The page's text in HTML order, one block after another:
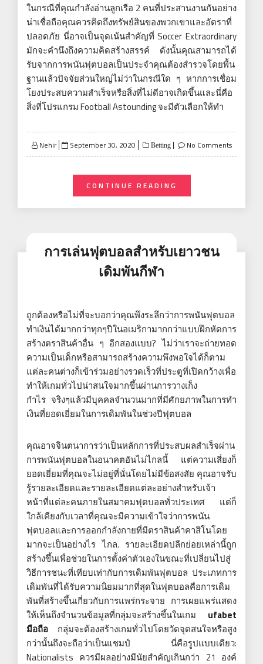
ในกรณีที่คุณกำลังอ่านลูกเรือ 2 คนที่ประสานงานกันอย่าง
น่าเชื่อถือคุณควรคิดถึงทรัพย์สินของพวกเขาและอัตราที่
ปลอดภัย นี่อาจเป็นจุดเน้นสำคัญที่ Soccer Extraordinary
มักจะคำนึงถึงความคิดสร้างสรรค์ ดังนั้นคุณสามารถได้
รับจากการพนันฟุตบอลเป็นประจำคุณต้องสำรวจโดยพื้น
ฐานแล้วปัจจัยส่วนใหญ่ไม่ว่าในกรณีใด ๆ หากการเชื่อม
โยงประสบความสำเร็จหรือสิ่งที่ไม่ดีอาจเกิดขึ้นและนี่คือ
สิ่งที่โปรแกรม Football Astounding จะมีตัวเลือกให้ทำ
Nehir
Posted
on
September 30, 2020 Betting No Comments
CONTINUE READING
การเล่นฟุตบอลสำหรับเยาวชน
เดิมพันกีฬา
ถูกต้องหรือไม่ที่จะบอกว่าคุณพึงระลึกว่าการพนันฟุตบอล
ทำเงินได้มากกว่าทุกๆปีในอเมริกามากกว่าแบบฝึกหัดการ
สร้างตราสินค้าอื่น ๆ อีกสองแบบ? ไม่ว่าเราจะถ่ายทอด
ความเป็นเด็กหรือสามารถสร้างความพึงพอใจได้ก็ตาม
แต่ละคนต่างก็เข้าร่วมอย่างรวดเร็วที่ประตูที่เปิดกว้างเพื่อ
ทำให้เกมทั่วไปน่าสนใจมากขึ้นผ่านการวางเก็ง
กำไร จริงๆแล้วมีบุคคลจำนวนมากที่มีศักยภาพในการทำ
เงินที่ยอดเยี่ยมในการเดิมพันในช่วงปีฟุตบอล
คุณอาจจินตนาการว่าเป็นหลักการที่ประสบผลสำเร็จผ่าน
การพนันฟุตบอลในอนาคตอันไม่ไกลนี้ แต่ความเสี่ยงก็
ยอดเยี่ยมที่คุณจะไม่อยู่ที่นั่นโดยไม่มีข้อสงสัย คุณอาจรับ
รู้รายละเอียดและรายละเอียดแต่ละอย่างสำหรับเจ้า
หน้าที่แต่ละคนภายในสมาคมฟุตบอลทั่วประเทศ แต่ก็
ใกล้เคียงกับเวลาที่คุณจะมีความเข้าใจว่าการพนัน
ฟุตบอลและการออกกำลังกายที่มีตราสินค้าคาสิโนโดย
มากจะเป็นอย่างไร ไกล. รายละเอียดปลีกย่อยเหล่านี้ถูก
สร้างขึ้นเพื่อช่วยในการตั้งค่าตัวเองในขณะที่เปลี่ยนไปสู่
วิธีการชนะที่เทียบเท่ากับการเดิมพันฟุตบอล ประเภทการ
เดิมพันที่ได้รับความนิยมมากที่สุดในฟุตบอลคือการเดิม
พันที่สร้างขึ้นเกี่ยวกับการแพร่กระจาย การเผยแพร่แสดง
ให้เห็นถึงจำนวนข้อมูลที่กลุ่มจะสร้างขึ้นในเกม ufabet
มือถือ กลุ่มจะต้องสร้างเกมทั่วไปโดยวัดจุดสนใจหรือสูง
กว่านั้นถึงจะถือว่าเป็นแชมป์ นี่คือรูปแบบเดียว:
Nationalists ควรมีผลอย่างมีนัยสำคัญเกินกว่า 21 องค์